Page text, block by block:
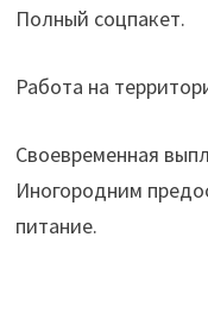
Полный соцпакет.
Работа на
Своевременная
Иногородним
питание.